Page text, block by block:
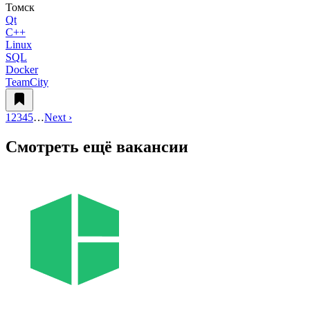
Томск
Qt
C++
Linux
SQL
Docker
TeamCity
1 2345…Next ›
Смотреть ещё вакансии